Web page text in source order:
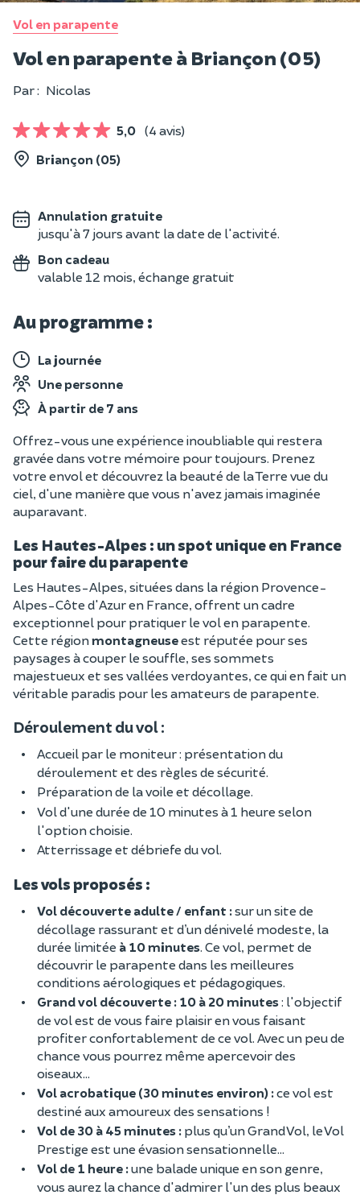
Vol en parapente
Vol en parapente à Briançon (05)
Par : Nicolas
5,0 (4 avis)
Briançon (05)
Annulation gratuite
jusqu'à 7 jours avant la date de l'activité.
Bon cadeau
valable 12 mois, échange gratuit
Au programme :
La journée
Une personne
À partir de 7 ans
Offrez-vous une expérience inoubliable qui restera
gravée dans votre mémoire pour toujours. Prenez
votre envol et découvrez la beauté de la Terre vue du
ciel, d'une manière que vous n'avez jamais imaginée
auparavant.
Les Hautes-Alpes : un spot unique en France
pour faire du parapente
Les Hautes-Alpes, situées dans la région Provence-
Alpes-Côte d'Azur en France, offrent un cadre
exceptionnel pour pratiquer le vol en parapente.
Cette régionmontagneuseest réputée pour ses
paysages à couper le souffle, ses sommets
majestueux et ses vallées verdoyantes, ce qui en fait un
véritable paradis pour les amateurs de parapente.
Déroulement du vol :
Accueil par le moniteur : présentation du
déroulement et des règles de sécurité.
Préparation de la voile et décollage.
Vol d'une durée de 10 minutes à 1 heure selon
l'option choisie.
Atterrissage et débriefe du vol.
Les vols proposés :
Vol découverte adulte / enfant :sur un site de
décollage rassurant et d’un dénivelé modeste, la
durée limitée à 10 minutes. Ce vol, permet de
découvrir le parapente dans les meilleures
conditions aérologiques et pédagogiques.
Grand vol découverte : 10 à 20 minutes: l'objectif
de vol est de vous faire plaisir en vous faisant
profiter confortablement de ce vol. Avec un peu de
chance vous pourrez même apercevoir des
oiseaux...
Vol acrobatique (30 minutes environ) :ce vol est
destiné aux amoureux des sensations !
Vol de 30 à 45 minutes : plus qu’un Grand Vol, le Vol
Prestige est une évasion sensationnelle…
Vol de 1 heure :une balade unique en son genre,
vous aurez la chance d'admirer l'un des plus beaux